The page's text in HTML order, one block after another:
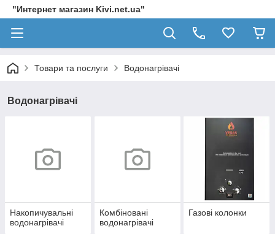
"Интернет магазин Kivi.net.ua"
Товари та послуги Водонагрівачі
Водонагрівачі
Накопичувальні
водонагрівачі
Комбіновані
водонагрівачі
Газові колонки